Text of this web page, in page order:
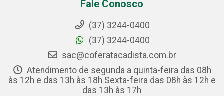
Fale Conosco
(37) 3244-0400
(37) 3244-0400
sac@coferatacadista.com.br
Atendimento de segunda a quinta-feira das 08h
às 12h e das 13h às 18h Sexta-feira das 08h às 12h e
das 13h às 17h